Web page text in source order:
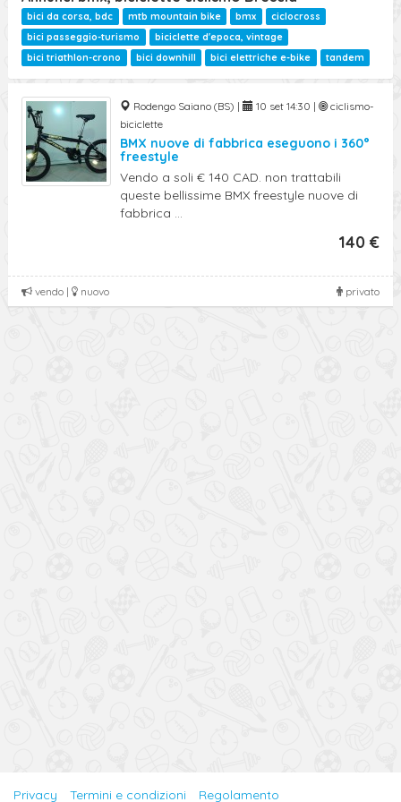
Ricerca Avanzata
bici da corsa, bdc mtb mountain bike bmx
ciclocross
bici passeggio-turismo
biciclette d'epoca, vintage
bici triathlon-crono
bici downhill bici elettriche e-bike tandem
Rodengo Saiano (BS) | 10 set 14:30 |
ciclismo-
biciclette
BMX nuove di fabbrica eseguono i 360°
freestyle
Vendo a soli € 140 CAD. non trattabili
queste bellissime BMX freestyle nuove di
fabbrica ...
140 €
privato
vendo | nuovo
Privacy Termini e condizioni Regolamento